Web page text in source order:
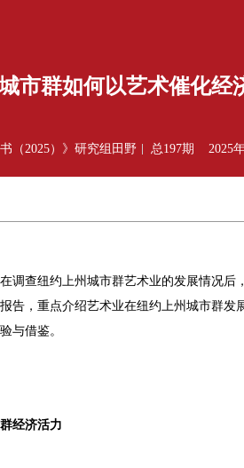
市群如何以艺术催化经
（2025）》研究组田野 总197期 2025
调查纽约上州城市群艺术业的发展情况
告，重点介绍艺术业在纽约上州城市群
与借鉴。
经济活力